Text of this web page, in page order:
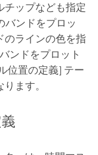
チップなども指定
バンドをプロッ
のラインの色を指
ンドをプロット
位置の定義] テー
ます。